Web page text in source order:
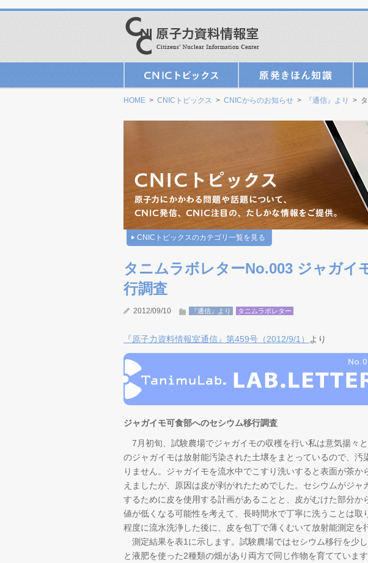
HOME > CNICトピックス > CNICからのお知らせ > 『通信』より > タ
CNICトピックスのカテゴリ一覧を見る
タニムラボレターNo.003 ジャガイ
行調査
2012/09/10 『通信』より タニムラボレター
『原子力資料情報室通信』第459号（2012/9/1） より
ジャガイモ可食部へのセシウム移行調査
7月初旬、試験農場でジャガイモの収穫を行い私は意気揚々
のジャガイモは放射能汚染された土壌をまとっているので、汚
りません。ジャガイモを流水中でこすり洗いすると表面が茶か
えましたが、原因は皮が剥がれたためでした。セシウムがジ
するために皮を使用する計画があることと、皮がむけた部分か
値が低くなる可能性を考えて、長時間水で丁寧に洗うことは取
程度に流水洗浄した後に、皮を包丁で薄くむいて放射能測定を
測定結果を表1に示します。試験農場ではセシウム移行を少
と液肥を使った2種類の畑があり両方で同じ作物を育てています